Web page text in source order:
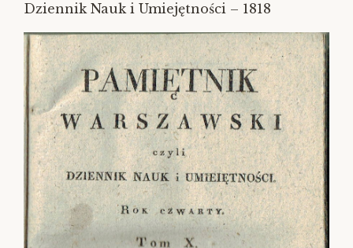
Dziennik Nauk i Umiejętności – 1818